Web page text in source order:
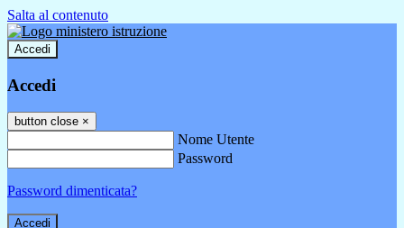
Salta al contenuto
Accedi
Accedi
button close ×
Nome Utente
Password
Password dimenticata?